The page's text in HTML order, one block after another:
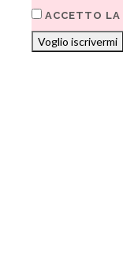
ACCETTO LA
Voglio iscrivermi